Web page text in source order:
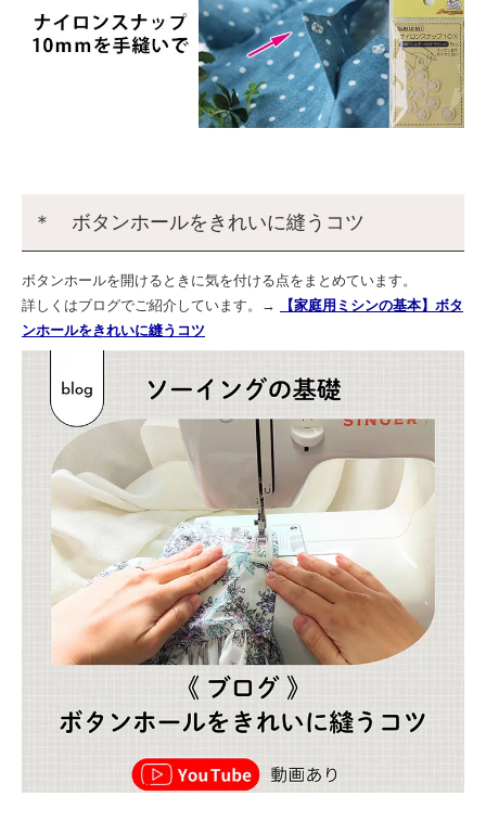
＊ ボタンホールをきれいに縫うコツ
ボタンホールを開けるときに気を付ける点をまとめています。
詳しくはブログでご紹介しています。→
【家庭用ミシンの基本】ボタ
ンホールをきれいに縫うコツ